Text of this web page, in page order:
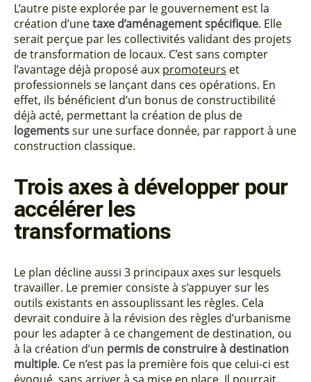
L’autre piste explorée par le gouvernement est la
création d’unetaxe d’aménagement spécifique. Elle
serait perçue par les collectivités validant des projets
de transformation de locaux. C’est sans compter
l’avantage déjà proposé aux promoteurs et
professionnels se lançant dans ces opérations. En
effet, ils bénéficient d’un bonus de constructibilité
déjà acté, permettant la création de plus de
logementssur une surface donnée, par rapport à une
construction classique.
Trois axes à développer pour
accélérer les
transformations
Le plan décline aussi 3 principaux axes sur lesquels
travailler. Le premier consiste à s’appuyer sur les
outils existants en assouplissant les règles. Cela
devrait conduire à la révision des règles d’urbanisme
pour les adapter à ce changement de destination, ou
à la création d’un permis de construire à destination
multiple. Ce n’est pas la première fois que celui-ci est